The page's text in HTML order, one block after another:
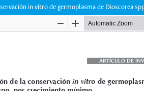
in vitro de germoplasma de Dioscorea